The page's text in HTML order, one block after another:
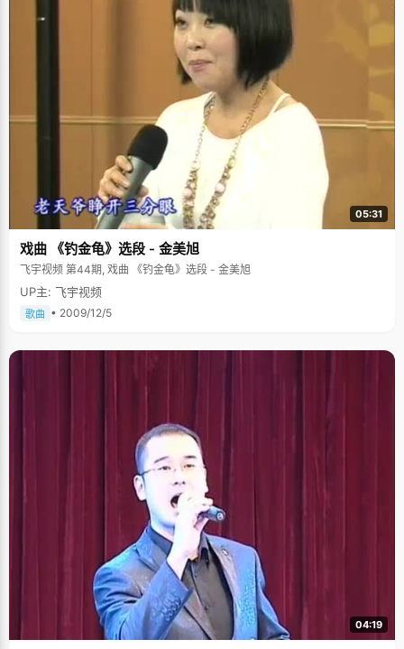
05:31
戏曲 《钓金龟》选段 - 金美旭
飞宇视频 第44期, 戏曲 《钓金龟》选段 - 金美旭
UP主: 飞宇视频
歌曲 • 2009/12/5
04:19